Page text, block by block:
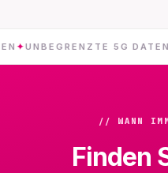
5G DATEN✦
// WANN
Finden